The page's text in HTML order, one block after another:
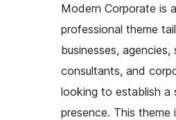
Modern Corporate is
professional theme
businesses, agencies,
consultants, and
looking to establish a
presence. This theme